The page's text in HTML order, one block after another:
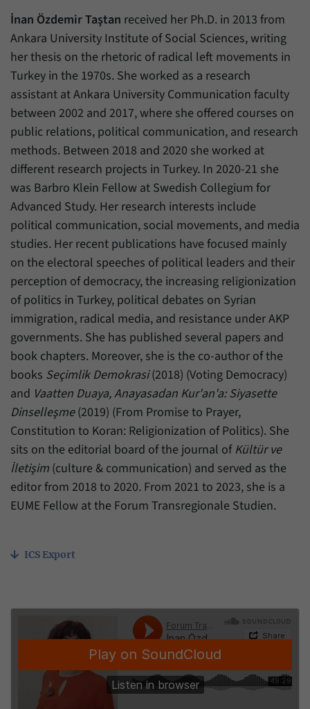
İnan Özdemir Taştan received her Ph.D. in 2013 from
Ankara University Institute of Social Sciences, writing
her thesis on the rhetoric of radical left movements in
Turkey in the 1970s. She worked as a research
assistant at Ankara University Communication faculty
between 2002 and 2017, where she offered courses on
public relations, political communication, and research
methods. Between 2018 and 2020 she worked at
different research projects in Turkey. In 2020-21 she
was Barbro Klein Fellow at Swedish Collegium for
Advanced Study. Her research interests include
political communication, social movements, and media
studies. Her recent publications have focused mainly
on the electoral speeches of political leaders and their
perception of democracy, the increasing religionization
of politics in Turkey, political debates on Syrian
immigration, radical media, and resistance under AKP
governments. She has published several papers and
book chapters. Moreover, she is the co-author of the
books Seçimlik Demokrasi(2018) (Voting Democracy)
and Vaatten Duaya, Anayasadan Kur'an'a: Siyasette
Dinselleşme(2019) (From Promise to Prayer,
Constitution to Koran: Religionization of Politics). She
sits on the editorial board of the journal of Kültür ve
İletişim (culture & communication) and served as the
editor from 2018 to 2020. From 2021 to 2023, she is a
EUME Fellow at the Forum Transregionale Studien.
ICS Export